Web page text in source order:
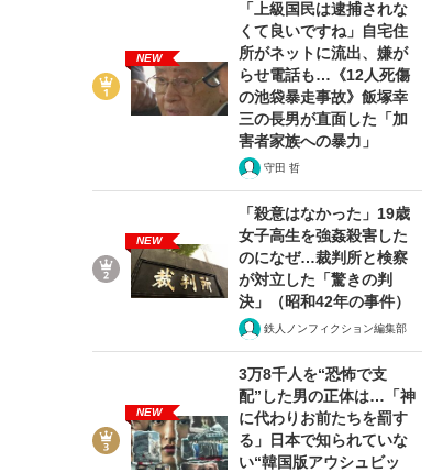
NEW
「上級国民は逮捕されな
くて良いですね」自宅住
所がネットに流出、嫌が
らせ電話も…《12人死傷
の池袋暴走事故》飯塚幸
三の長男が直面した「加
害者家族への暴力」
守田 哲
NEW
「殺意はなかった」19歳
女子高生を強姦殺害した
のになぜ…裁判所と検察
が対立した「驚きの判
決」（昭和42年の事件）
鉄人ノンフィクション編集部
NEW
3万8千人を“恐怖で支
配”した男の正体は…「神
に代わりお前たちを罰す
る」日本で知られていな
い“韓国版アウシュビッ